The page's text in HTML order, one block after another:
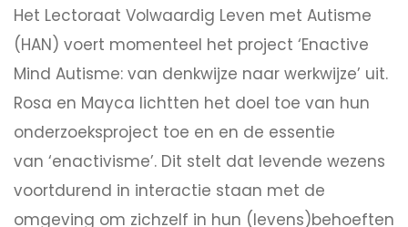
Het Lectoraat Volwaardig Leven met Autisme
(HAN) voert momenteel het project ‘Enactive
Mind Autisme: van denkwijze naar werkwijze’ uit.
Rosa en Mayca lichtten het doel toe van hun
onderzoeksproject toe en en de essentie
van ‘enactivisme’. Dit stelt dat levende wezens
voortdurend in interactie staan met de
omgeving om zichzelf in hun (levens)behoeften